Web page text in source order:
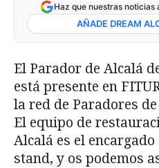
Haz que nuestras
AÑADE DREAM
El Parador de Alcalá
está presente en
la red de Paradores
El equipo de
Alcalá es el
stand, y os podemos